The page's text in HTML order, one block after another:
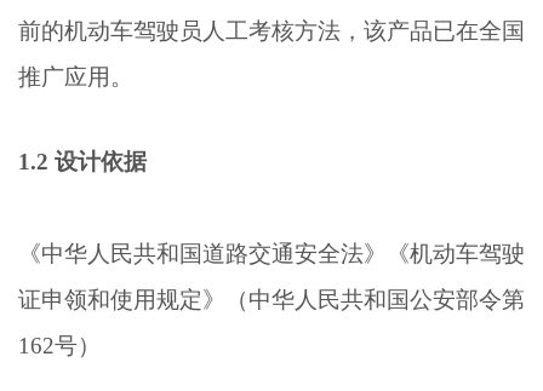
前的机动车驾驶员人工考核方法，该产品已在全国
推广应用。
1.2 设计依据
《中华人民共和国道路交通安全法》《机动车驾驶
证申领和使用规定》（中华人民共和国公安部令第
162号）